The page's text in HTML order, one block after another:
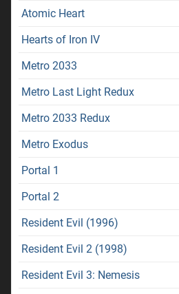
Atomic Heart
Hearts of Iron IV
Metro 2033
Metro Last Light Redux
Metro 2033 Redux
Metro Exodus
Portal 1
Portal 2
Resident Evil (1996)
Resident Evil 2 (1998)
Resident Evil 3: Nemesis